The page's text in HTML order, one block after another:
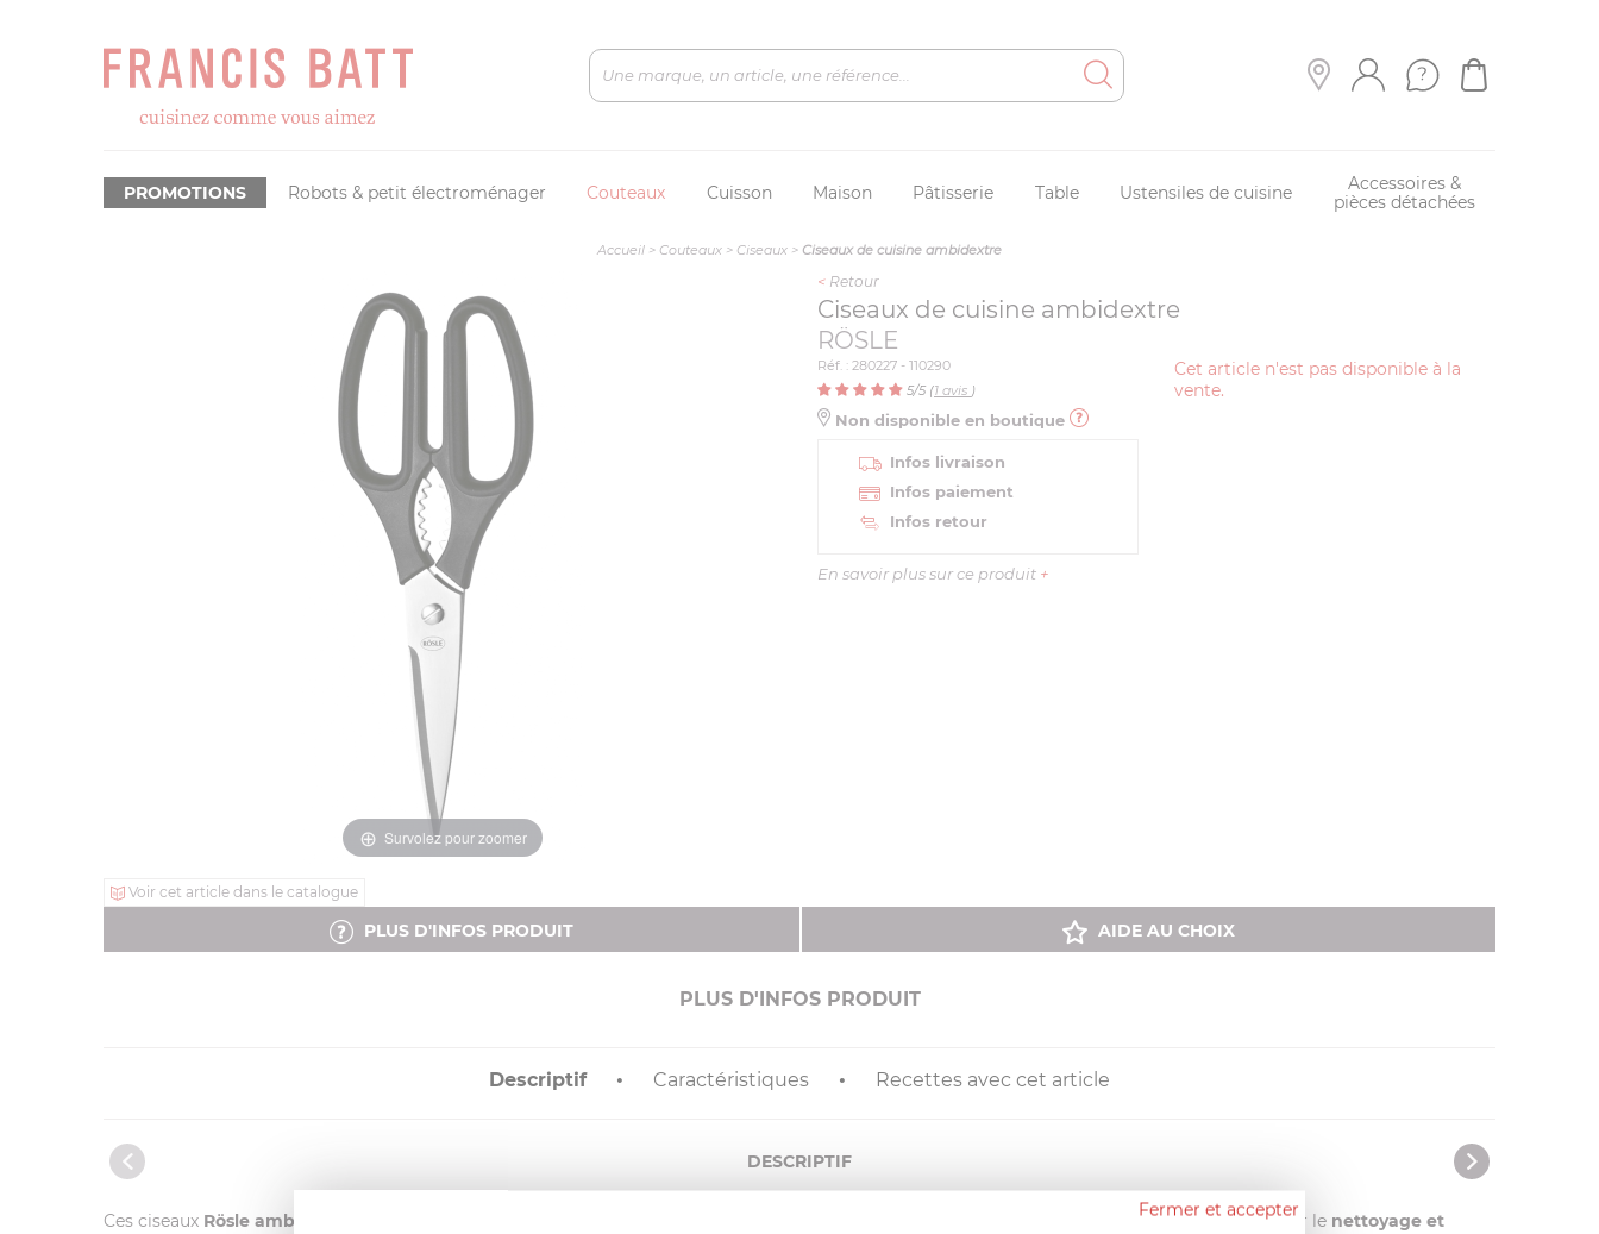
Robots & petit électroménager Couteaux Cuisson Maison Pâtisserie Table Ustensiles de cuisine
Accessoires &
pièces détachées
PROMOTIONS
Accueil > Couteaux > Ciseaux > Ciseaux de cuisine ambidextre
Survolez pour zoomer
Voir cet article dans le catalogue
< Retour
Ciseaux de cuisine ambidextre
RÖSLE
Cet article n'est pas disponible à la
vente.
Réf. : 280227 - 110290
5/5 (1 avis )
Non disponible en boutique
Infos livraison
Infos paiement
Infos retour
En savoir plus sur ce produit +
PLUS D'INFOS PRODUIT AIDE AU CHOIX
PLUS D'INFOS PRODUIT
Descriptif Caractéristiques Recettes avec cet article
DESCRIPTIF
Ces ciseaux Rösle ambidextres Démontablespour le nettoyage et
Fermer et accepter